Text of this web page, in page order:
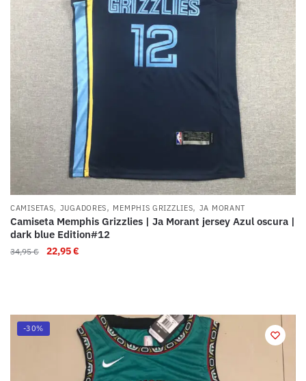
CAMISETAS, JUGADORES, MEMPHIS GRIZZLIES, JA MORANT
Camiseta Memphis Grizzlies | Ja Morant jersey Azul oscura |
dark blue Edition#12
34,95€ 22,95€
-30%